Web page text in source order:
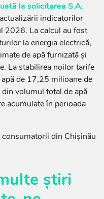
la solicitarea S.A.
indicatorilor
2026. La calcul au fost
la energia electrică,
de apă furnizată și
La stabilirea noilor tarife
de 17,25 milioane de
volumul total de apă
acumulate în perioada
din Chișinău
știri